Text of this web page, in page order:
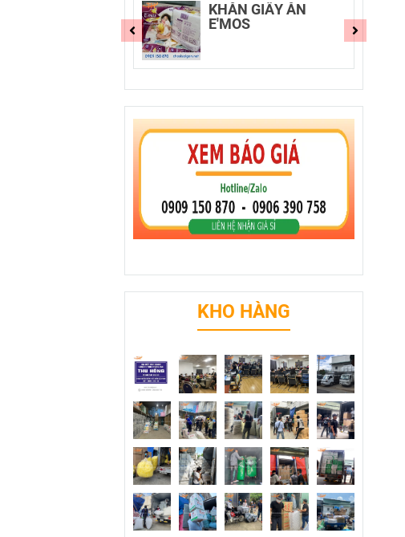
KHĂN GIẤY ĂN
E'MOS
KHO HÀNG